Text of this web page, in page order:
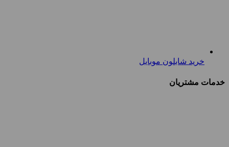
خرید شابلون موبایل
خدمات مشتریان